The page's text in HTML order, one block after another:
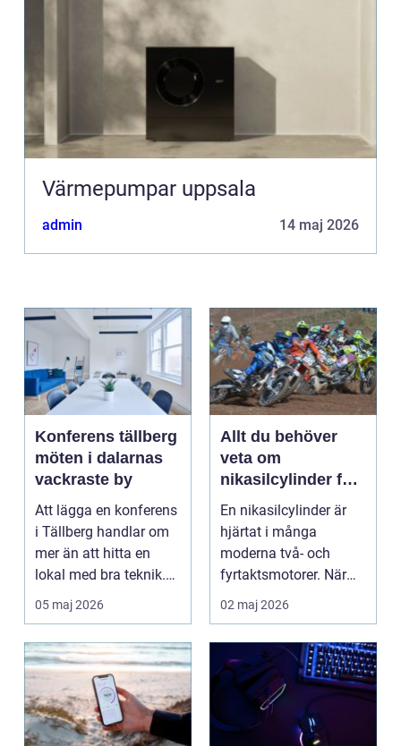
Värmepumpar uppsala
admin 14 maj 2026
Konferens tällberg
möten i dalarnas
vackraste by
Att lägga en konferens
i Tällberg handlar om
mer än att hitta en
lokal med bra teknik.
Den lilla byn...
05 maj 2026
Allt du behöver
veta om
nikasilcylinder för
motorcykel och
snöskoter
En nikasilcylinder är
hjärtat i många
moderna två- och
fyrtaktsmotorer. När
den fungerar som den
02 maj 2026